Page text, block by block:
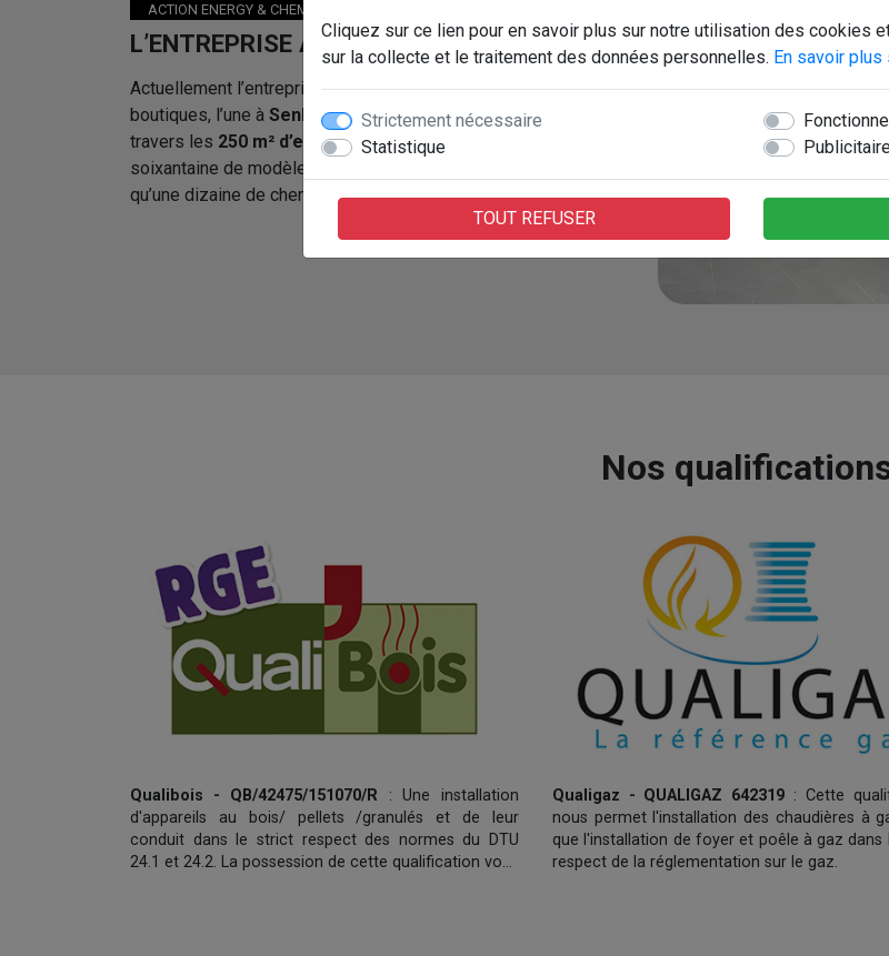
Cliquez sur ce lien pour en savoir plus sur notre utilisation des cookies
sur la collecte et le traitement des données personnelles. En savoir
Strictement nécessaire
Statistique
TOUT REFUSER
ACTION ENERGY & CHEMINEES CONSEILS
L’ENTREPRISE ACTION ENERGY
Actuellement l’entrepriseAction Energydispose de deux
boutiques, l’une à Senlis et l’autre àBeaurain-Trumilly
travers les 250 m² d’exposition, vous trouverez une
soixantaine de modèles de poêles à bois et granulés ainsi
qu’une dizaine de cheminées foyer et inserts.
Nos
Qualibois - QB/42475/151070/R : Une installation
d'appareils au bois/ pellets /granulés et de leur
conduit dans le strict respect des normes du DTU
24.1 et 24.2. La possession de cette qualification vous
Qualigaz - QUALIGAZ 642319 : Cette
nous permet l'installation des chaudières à
que l'installation de foyer et poêle à gaz dans
respect de la réglementation sur le gaz.